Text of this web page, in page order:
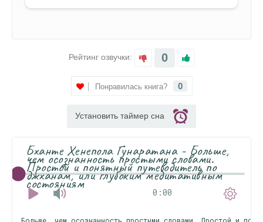
Рейтинг озвучки: 0
Понравилась книга? 0
Установить таймер сна
Бханте Хенепола Гунаратана - Больше,
чем осознанность простыми словами.
Простой и понятный путеводитель по
джханам, или глубоким медитативным
состояниям
0:00
Больше, чем осознанность простыми словами. Простой и